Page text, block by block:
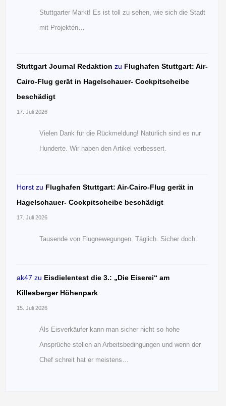
Stuttgarter Markt! Es ist toll zu sehen, wie sich die Stadt
mit Projekten…
Stuttgart Journal Redaktion zu Flughafen Stuttgart: Air-
Cairo-Flug gerät in Hagelschauer- Cockpitscheibe
beschädigt
17. Juli 2026
Vielen Dank für die Rückmeldung! Natürlich sind es nur
Hunderte. Wir haben den Artikel verbessert.
Horst zu Flughafen Stuttgart: Air-Cairo-Flug gerät in
Hagelschauer- Cockpitscheibe beschädigt
17. Juli 2026
Tausende von Flugnewegungen. Täglich. Sicher doch.
ak47 zu Eisdielentest die 3.: „Die Eiserei“ am
Killesberger Höhenpark
15. Juli 2026
Als Eisverkäufer kann man sicher nicht so hohe
Ansprüche stellen an Arbeitsbedingungen und wenn der
Chef schreit hat er meistens…